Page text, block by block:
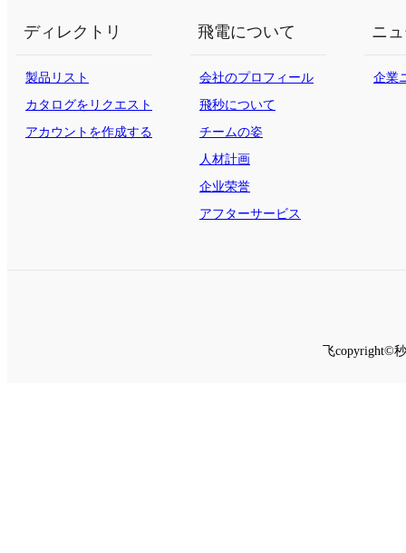
ディレクトリ
製品リスト
カタログをリクエスト
する
アカウントを作成する
飛電について
会社のプロフィール
飛秒について
チームの姿
人材計画
企业荣誉
アフターサービス
ニ
企業
飞copyright©